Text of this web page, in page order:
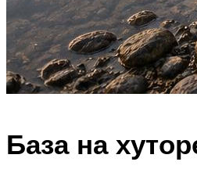
База на